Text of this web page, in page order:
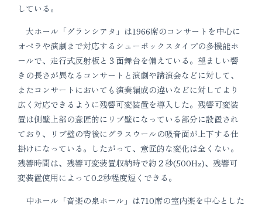
している。
大ホール「グランシアタ」は1966席のコンサートを中心に
オペラや演劇まで対応するシューボックスタイプの多機能ホ
ールで、走行式反射板と３面舞台を備えている。望ましい響
きの長さが異なるコンサートと演劇や講演会などに対して、
またコンサートにおいても演奏編成の違いなどに対してより
広く対応できるように残響可変装置を導入した。残響可変装
置は側壁上部の意匠的にリブ壁になっている部分に設置され
ており、リブ壁の背後にグラスウールの吸音面が上下する仕
掛けになっている。したがって、意匠的な変化は全くない。
残響時間は、残響可変装置収納時で約２秒(500Hz)、残響可
変装置使用によって0.2秒程度短くできる。
中ホール「音楽の泉ホール」は710席の室内楽を中心とした